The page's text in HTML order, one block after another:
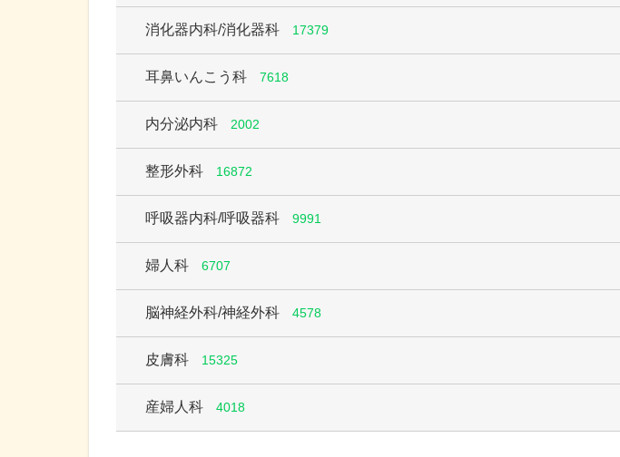
消化器内科/消化器科 17379
耳鼻いんこう科 7618
内分泌内科 2002
整形外科 16872
呼吸器内科/呼吸器科 9991
婦人科 6707
脳神経外科/神経外科 4578
皮膚科 15325
産婦人科 4018